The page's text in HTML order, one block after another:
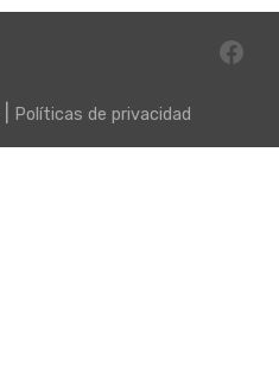
Políticas de privacidad